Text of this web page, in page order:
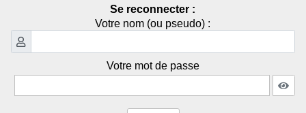
Se reconnecter :
Votre nom (ou pseudo) :
Votre mot de passe